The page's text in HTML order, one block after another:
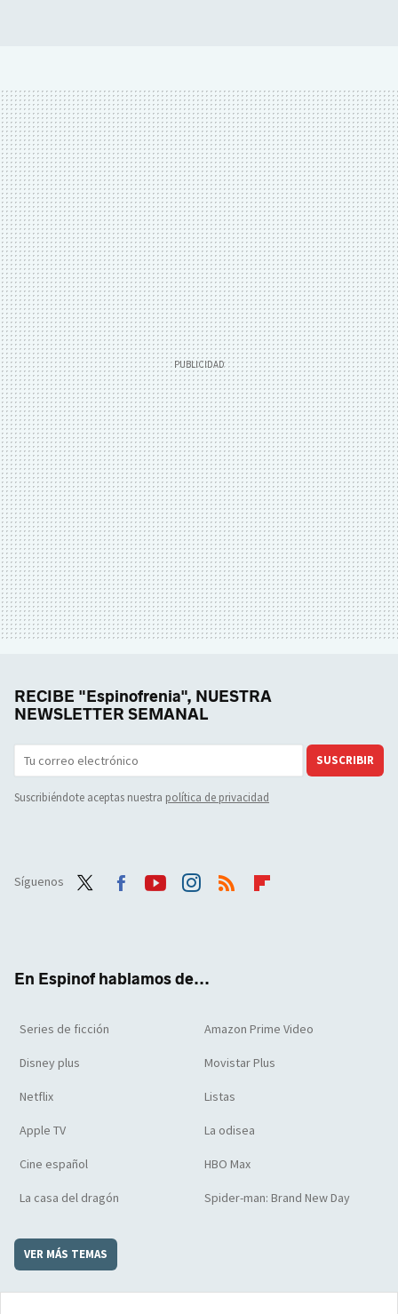
RECIBE "Espinofrenia", NUESTRA
NEWSLETTER SEMANAL
SUSCRIBIR
Suscribiéndote aceptas nuestra política de privacidad
Síguenos
En Espinof hablamos de...
Series de ficción Amazon Prime Video
Disney plus Movistar Plus
Netflix Listas
Apple TV La odisea
Cine español HBO Max
La casa del dragón Spider-man: Brand New Day
VER MÁS TEMAS